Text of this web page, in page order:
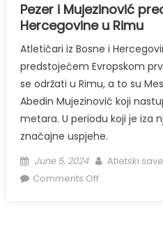
Pezer i Mujezinović
Hercegovine u Rimu
Atletičari iz Bosne i
predstojećem Evropskom
se održati u Rimu, a to su
Abedin Mujezinović koji
metara. U periodu koji je iza
značajne uspjehe.
Posted
on
June 5, 2024 Author
Atletski
Comments Offon